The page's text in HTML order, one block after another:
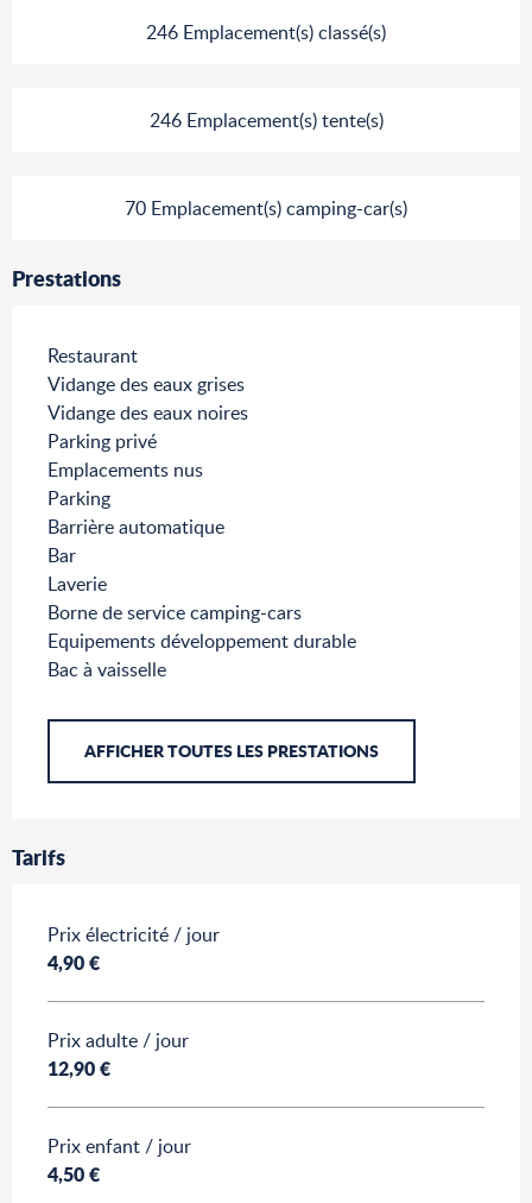
246 Emplacement(s) classé(s)
246 Emplacement(s) tente(s)
70 Emplacement(s) camping-car(s)
Prestations
Restaurant
Vidange des eaux grises
Vidange des eaux noires
Parking privé
Emplacements nus
Parking
Barrière automatique
Bar
Laverie
Borne de service camping-cars
Equipements développement durable
Bac à vaisselle
AFFICHER TOUTES LES PRESTATIONS
Tarifs
Tarifs 2026
Prix électricité / jour
4,90 €
Prix adulte / jour
12,90 €
Prix enfant / jour
4,50 €